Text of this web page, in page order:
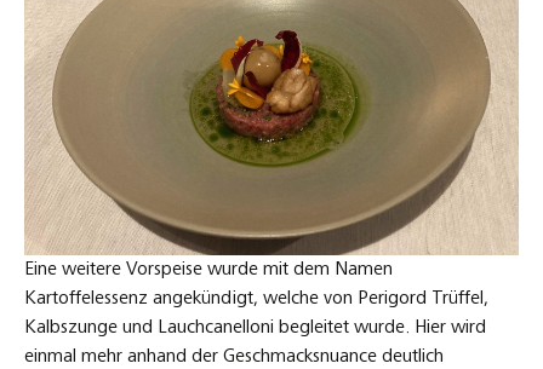
Eine weitere Vorspeise wurde mit dem Namen
Kartoffelessenz angekündigt, welche von Perigord Trüffel,
Kalbszunge und Lauchcanelloni begleitet wurde. Hier wird
einmal mehr anhand der Geschmacksnuance deutlich